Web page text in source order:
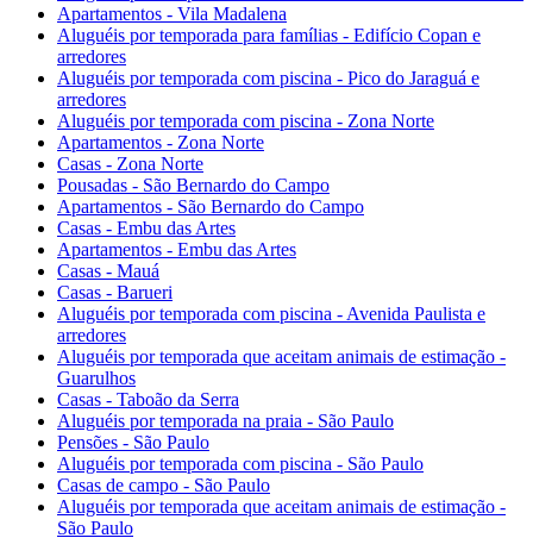
Apartamentos - Vila Madalena
Aluguéis por temporada para famílias - Edifício Copan e
arredores
Aluguéis por temporada com piscina - Pico do Jaraguá e
arredores
Aluguéis por temporada com piscina - Zona Norte
Apartamentos - Zona Norte
Casas - Zona Norte
Pousadas - São Bernardo do Campo
Apartamentos - São Bernardo do Campo
Casas - Embu das Artes
Apartamentos - Embu das Artes
Casas - Mauá
Casas - Barueri
Aluguéis por temporada com piscina - Avenida Paulista e
arredores
Aluguéis por temporada que aceitam animais de estimação -
Guarulhos
Casas - Taboão da Serra
Aluguéis por temporada na praia - São Paulo
Pensões - São Paulo
Aluguéis por temporada com piscina - São Paulo
Casas de campo - São Paulo
Aluguéis por temporada que aceitam animais de estimação -
São Paulo